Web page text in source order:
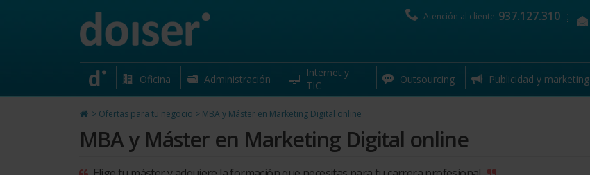
Atención al cliente 937.127.310
MBA y Máster en Marketing Digital online
Oficina Administración
Internet y
TIC
Outsourcing Publicidad y marketing
> Ofertas para tu negocio > MBA y Máster en Marketing Digital online
MBA y Máster en Marketing Digital online